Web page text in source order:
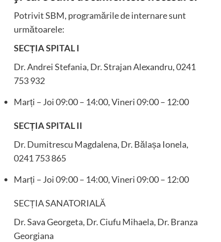
Potrivit SBM, programările de internare sunt
următoarele:
SECȚIA SPITAL I
Dr. Andrei Stefania, Dr. Strajan Alexandru, 0241
753 932
Marți – Joi 09:00 – 14:00, Vineri 09:00 – 12:00
SECȚIA SPITAL II
Dr. Dumitrescu Magdalena, Dr. Bălașa Ionela,
0241 753 865
Marți – Joi 09:00 – 14:00, Vineri 09:00 – 12:00
SECȚIA SANATORIALĂ
Dr. Sava Georgeta, Dr. Ciufu Mihaela, Dr. Branza
Georgiana